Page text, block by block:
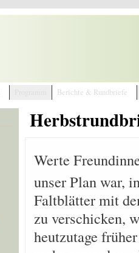
Berichte & Rundbriefe
Werte
unser Plan war,
Faltblätter mit
zu verschicken,
heutzutage